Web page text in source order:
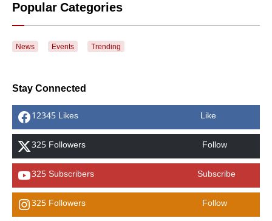
Popular Categories
News Events Trending
Stay Connected
12345 Likes Like
325 Followers Follow
325 Subscribers Subscribe
325 Followers Follow